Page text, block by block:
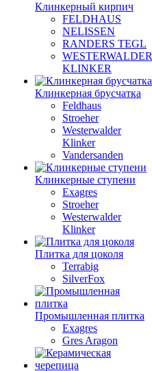
Клинкерный кирпич
FELDHAUS
NELISSEN
RANDERS TEGL
WESTERWALDER
KLINKER
Клинкерная брусчатка
Feldhaus
Stroeher
Westerwalder
Klinker
Vandersanden
Клинкерные ступени
Exagres
Stroeher
Westerwalder
Klinker
Плитка для цоколя
Terrabig
SilverFox
Промышленная плитка
Exagres
Gres Aragon